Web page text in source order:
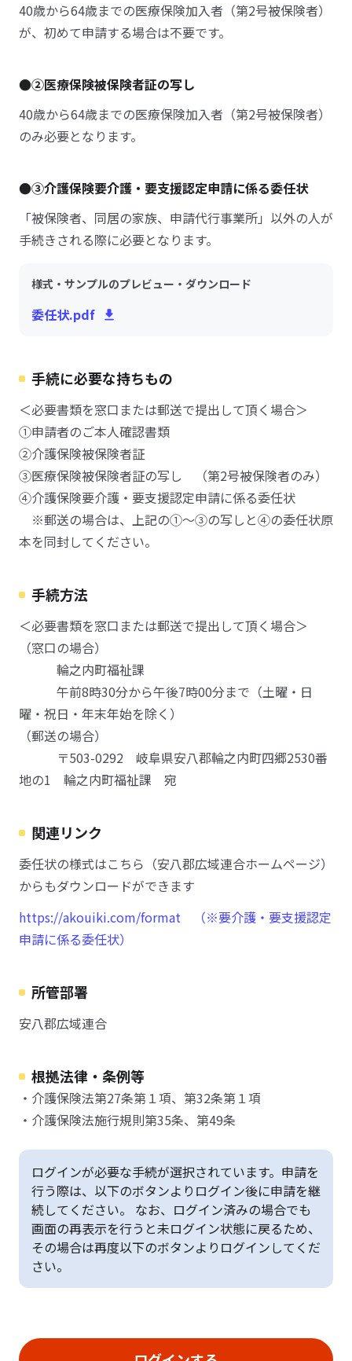
40歳から64歳までの医療保険加入者（第2号被保険者）
が、初めて申請する場合は不要です。
●②医療保険被保険者証の写し
40歳から64歳までの医療保険加入者（第2号被保険者）
のみ必要となります。
●③介護保険要介護・要支援認定申請に係る委任状
「被保険者、同居の家族、申請代行事業所」以外の人が
手続きされる際に必要となります。
様式・サンプルのプレビュー・ダウンロード
委任状.pdf
手続に必要な持ちもの
＜必要書類を窓口または郵送で提出して頂く場合＞
①申請者のご本人確認書類
②介護保険被保険者証
③医療保険被保険者証の写し （第2号被保険者のみ）
④介護保険要介護・要支援認定申請に係る委任状
※郵送の場合は、上記の①～③の写しと④の委任状原
本を同封してください。
手続方法
＜必要書類を窓口または郵送で提出して頂く場合＞
（窓口の場合）
輪之内町福祉課
午前8時30分から午後7時00分まで（土曜・日
曜・祝日・年末年始を除く）
（郵送の場合）
〒503-0292 岐阜県安八郡輪之内町四郷2530番
地の1 輪之内町福祉課 宛
関連リンク
委任状の様式はこちら（安八郡広域連合ホームページ）
からもダウンロードができます
https://akouiki.com/format （※要介護・要支援認定
申請に係る委任状）
所管部署
安八郡広域連合
根拠法律・条例等
・介護保険法第27条第１項、第32条第１項
・介護保険法施行規則第35条、第49条
ログインが必要な手続が選択されています。申請を
行う際は、以下のボタンよりログイン後に申請を継
続してください。 なお、ログイン済みの場合でも
画面の再表示を行うと未ログイン状態に戻るため、
その場合は再度以下のボタンよりログインしてくだ
さい。